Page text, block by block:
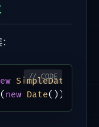
new Date